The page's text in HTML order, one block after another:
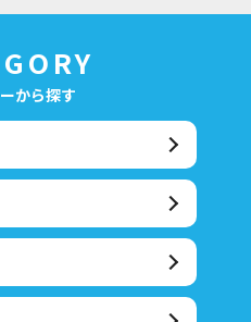
から探す